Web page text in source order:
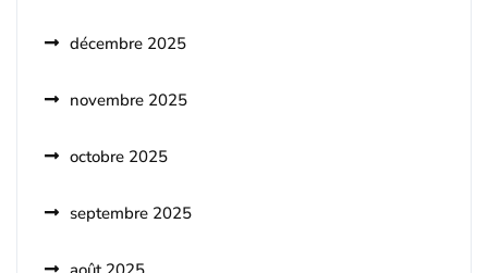
décembre 2025
novembre 2025
octobre 2025
septembre 2025